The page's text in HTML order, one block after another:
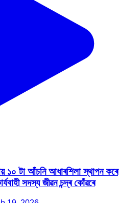
১০ টা আঁচনি আধাৰশিলা স্থাপন কৰে
সদস্য জীৱন চন্দ্ৰ কোঁৱৰে